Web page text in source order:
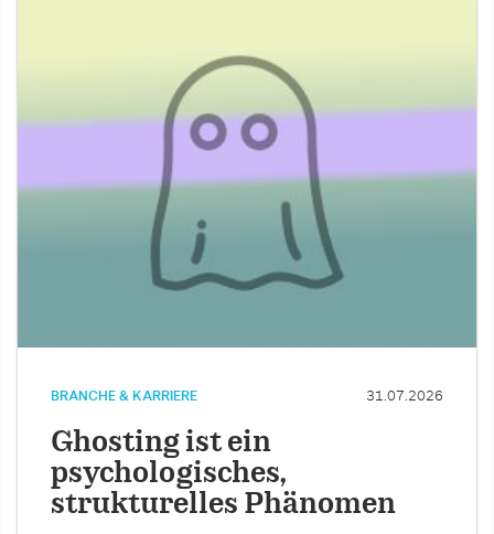
BRANCHE & KARRIERE 31.07.2026
Ghosting ist ein
psychologisches,
strukturelles Phänomen